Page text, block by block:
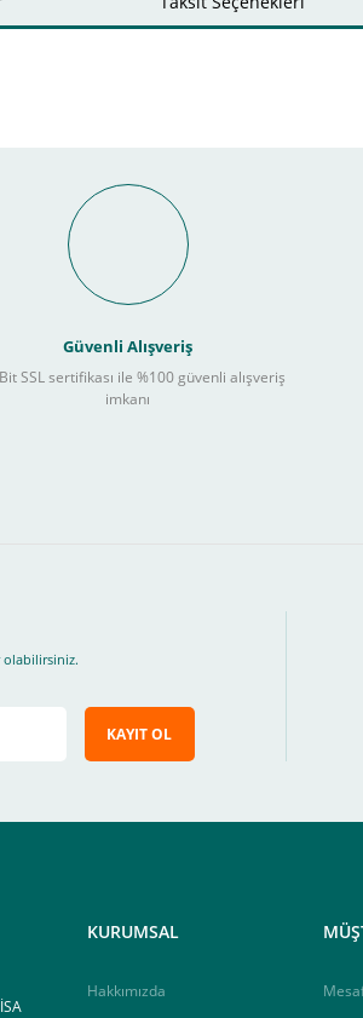
POS ile Vade
takip ederek peşin fiyatına 3
ileteceğimiz link üzerinden tıklayarak 3D
Güvenli Alışveriş
SSL sertifikası ile %100 güvenli alışveriş
imkanı
KAYIT OL
KURUMSAL
Hakkımızda